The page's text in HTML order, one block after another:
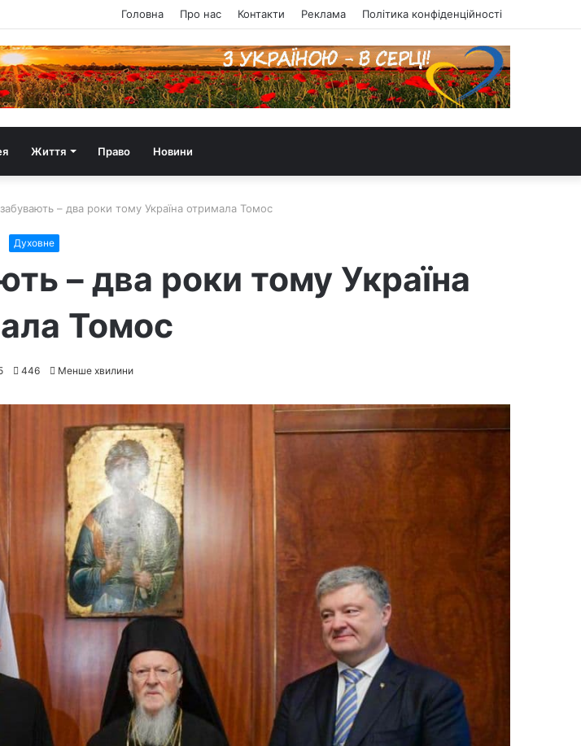
Головна Про нас Контакти Реклама Політика конфіденційності
Життя Право Новини
– два роки тому Україна отримала Томос
Духовне
– два роки тому Україна
Томос
446 Менше хвилини